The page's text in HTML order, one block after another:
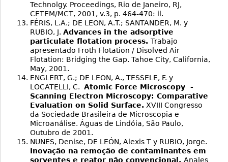
Technolgy. Proceedings, Rio de Janeiro, RJ,
CETEM/MCT, 2001, v.3, p. 464-470: il.
FÉRIS, L.A.; DE LEON, A.T.; SANTANDER, M. y
RUBIO, J. Advances in the adsorptive
particulate flotation process. Trabajo
apresentado Froth Flotation / Disolved Air
Flotation: Bridging the Gap. Tahoe City, California,
May, 2001.
ENGLERT, G.; DE LEON, A., TESSELE, F. y
LOCATELLI, C. Atomic Force Microscopy -
Scanning Electron Microscopy: Comparative
Evaluation on Solid Surface. XVIII Congresso
da Sociedade Brasileira de Microscopia e
Microanálise. Águas de Lindóia, São Paulo,
Outubro de 2001.
NUNES, Denise, DE LEÓN, Alexis T y RUBIO, Jorge.
Inovação na remoção de contaminantes em
sorventes e reator não convencional. Anales